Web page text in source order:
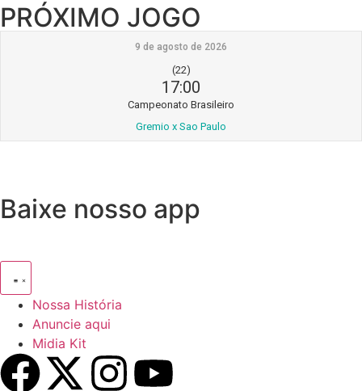
PRÓXIMO JOGO
9 de agosto de 2026
(22)
17:00
Campeonato Brasileiro
Gremio x Sao Paulo
Baixe nosso app
Nossa História
Anuncie aqui
Midia Kit